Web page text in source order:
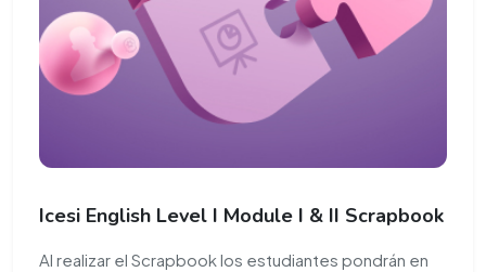
Icesi English Level I Module I & II Scrapbook
Al realizar el Scrapbook los estudiantes pondrán en